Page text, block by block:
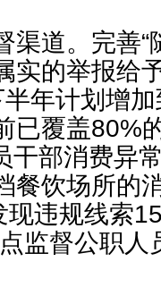
渠道。完善
实的举报给
年计划增
已覆盖80%
干部消费异
餐饮场所的
违规线索
监督公职